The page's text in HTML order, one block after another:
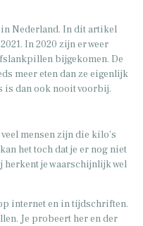
Nederland. In dit artikel
In 2020 zijn er weer
bijgekomen. De
meer eten dan ze eigenlijk
is dan ook nooit voorbij.
mensen zijn die kilo’s
het toch dat je er nog niet
herkent je waarschijnlijk wel
internet en in tijdschriften.
Je probeert her en der